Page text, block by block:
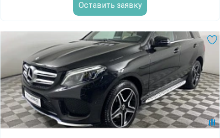
Оставить заявку